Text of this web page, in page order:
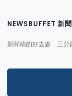
NEWSBUFFET 新
新聞稿的好去處，三分